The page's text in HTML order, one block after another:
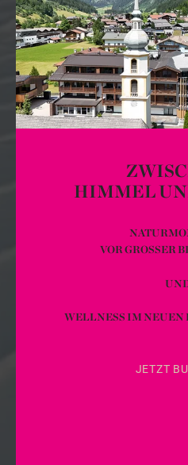
HIMMEL
VOR GROSSER
WELLNESS IM
JETZT